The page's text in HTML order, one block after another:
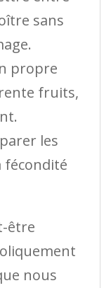
sans
propre
fruits,
les
fécondité
être
nous